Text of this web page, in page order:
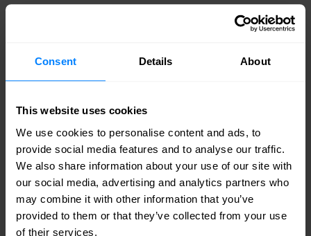
Consent Details About
This website uses cookies
We use cookies to personalise content and ads, to
provide social media features and to analyse our traffic.
We also share information about your use of our site with
our social media, advertising and analytics partners who
may combine it with other information that you’ve
provided to them or that they’ve collected from your use
of their services.
herziening. Gestructureerde mijlpalen, heldere
Vaste adviseur
consultant ingebed in jouw security-beslissingen,
beschikbaar voor workshops, reviews, escalaties en
ondersteuning op boardniveau op retainer-basis.